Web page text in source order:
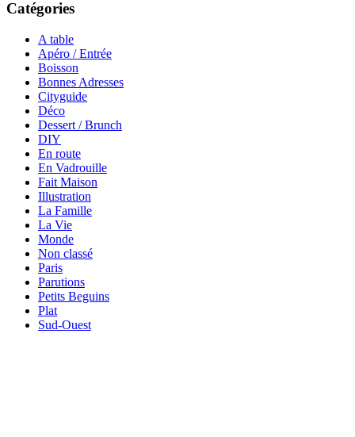
Catégories
A table
Apéro / Entrée
Boisson
Bonnes Adresses
Cityguide
Déco
Dessert / Brunch
DIY
En route
En Vadrouille
Fait Maison
Illustration
La Famille
La Vie
Monde
Non classé
Paris
Parutions
Petits Beguins
Plat
Sud-Ouest